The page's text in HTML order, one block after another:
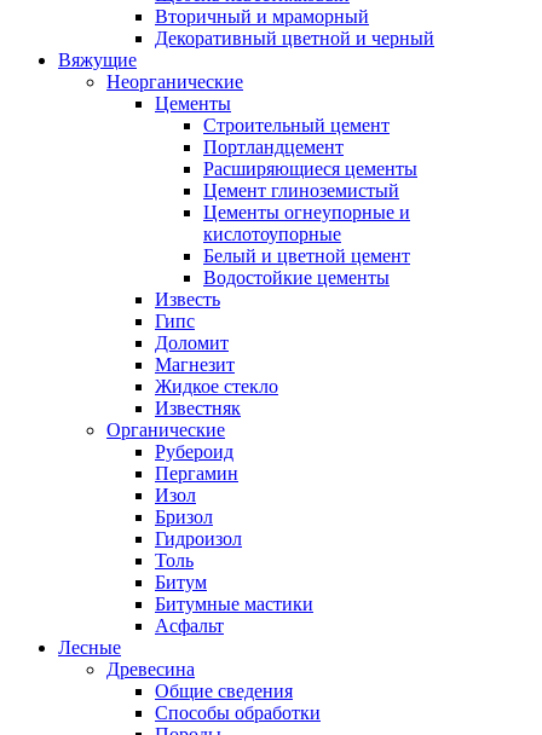
Вторичный и мраморный
Декоративный цветной и черный
Вяжущие
Неорганические
Цементы
Строительный цемент
Портландцемент
Расширяющиеся цементы
Цемент глиноземистый
Цементы огнеупорные и
кислотоупорные
Белый и цветной цемент
Водостойкие цементы
Известь
Гипс
Доломит
Магнезит
Жидкое стекло
Известняк
Органические
Рубероид
Пергамин
Изол
Бризол
Гидроизол
Толь
Битум
Битумные мастики
Асфальт
Лесные
Древесина
Общие сведения
Способы обработки